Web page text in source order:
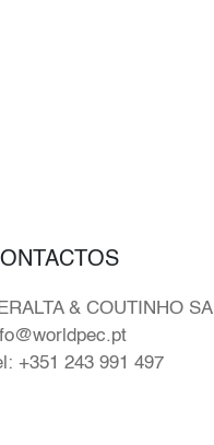
& COUTINHO SA
+351 243 991 497